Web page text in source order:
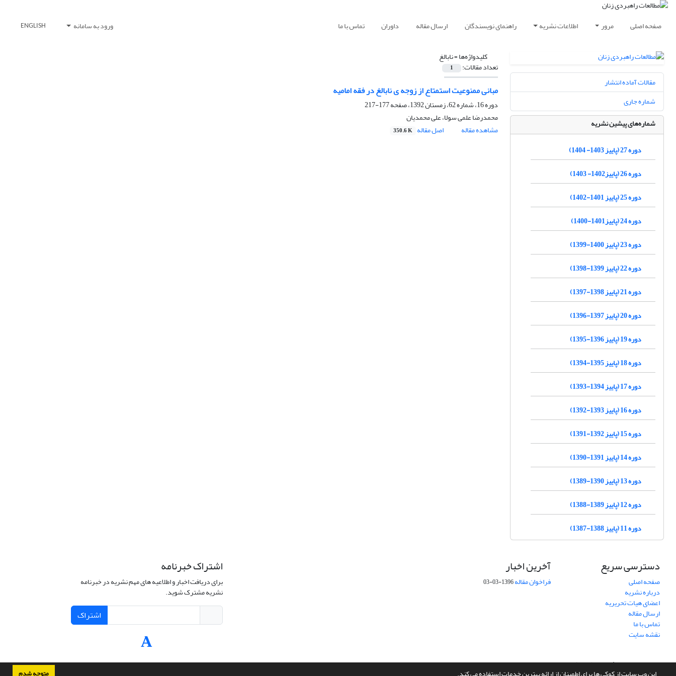
صفحه اصلی مرور اطلاعات نشریه راهنمای نویسندگان ارسال مقاله داوران تماس با ما ورود به سامانه ENGLISH
کلیدواژه‌ها =نابالغ
تعداد مقالات: 1
مبانی ممنوعیت استمتاع از زوجه ی نابالغ در فقه امامیه
دوره 16، شماره 62، زمستان 1392، صفحه
177-217
محمدرضا علمی سولا، علی محمدیان
مشاهده مقاله
اصل مقاله 350.6 K
مقالات آماده انتشار
شماره جاری
شماره‌های پیشین نشریه
دوره 27 (پاییز 1403- 1404)
دوره 26 (پاییز1402- 1403)
دوره 25 (پاییز 1401-1402)
دوره 24 (پاییز1401-1400)
دوره 23 (پاییز 1400-1399)
دوره 22 (پاییز 1399-1398)
دوره 21 (پاییز 1398-1397)
دوره 20 (پاییز 1397-1396)
دوره 19 (پاییز 1396-1395)
دوره 18 (پاییز 1395-1394)
دوره 17 (پاییز 1394-1393)
دوره 16 (پاییز 1393-1392)
دوره 15 (پاییز 1392-1391)
دوره 14 (پاییز 1391-1390)
دوره 13 (پاییز 1390-1389)
دوره 12 (پاییز 1389-1388)
دوره 11 (پاییز 1388-1387)
دسترسی سریع
صفحه اصلی
درباره نشریه
اعضای هیات تحریریه
ارسال مقاله
تماس با ما
نقشه سایت
آخرین اخبار
فراخوان مقاله1396-03-03
اشتراک خبرنامه
برای دریافت اخبار و اطلاعیه های مهم نشریه در خبرنامه
نشریه مشترک شوید.
اشتراک
سامانه مدیریت نشریات علمی.طراحی و پیاده سازی ازسیناوب